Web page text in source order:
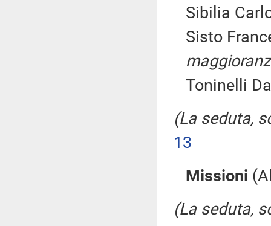
Sibilia
Sisto
Toninelli
(La seduta,
13
Missioni
(La seduta,